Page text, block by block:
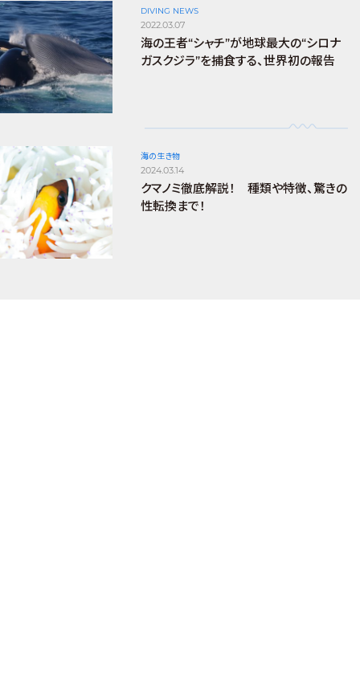
DIVING NEWS
2022.03.07
海の王者“シャチ”が地球最大の“シロナ
ガスクジラ”を捕食する、世界初の報告
海の生き物
2024.03.14
クマノミ徹底解説！ 種類や特徴、驚きの
性転換まで！